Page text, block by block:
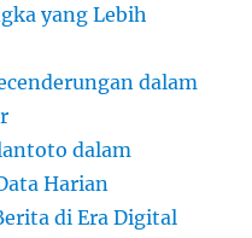
yang Lebih
dalam
dalam
Harian
di Era Digital